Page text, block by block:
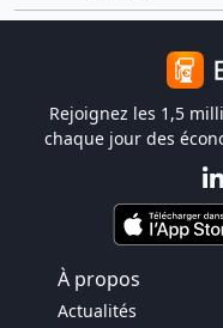
Rejoignez les 1,5
chaque jour des
À propos
Actualités